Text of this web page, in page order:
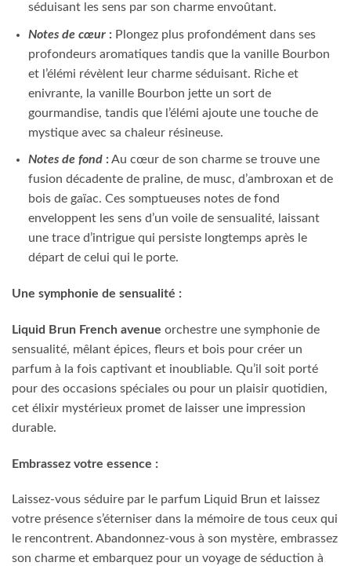
séduisant les sens par son charme envoûtant.
Notes de cœur:Plongez plus profondément dans ses
profondeurs aromatiques tandis que la vanille Bourbon
et l’élémi révèlent leur charme séduisant. Riche et
enivrante, la vanille Bourbon jette un sort de
gourmandise, tandis que l’élémi ajoute une touche de
mystique avec sa chaleur résineuse.
Notes de fond:Au cœur de son charme se trouve une
fusion décadente de praline, de musc, d’ambroxan et de
bois de gaïac. Ces somptueuses notes de fond
enveloppent les sens d’un voile de sensualité, laissant
une trace d’intrigue qui persiste longtemps après le
départ de celui qui le porte.
Une symphonie de sensualité :
Liquid Brun French avenue orchestre une symphonie de
sensualité, mêlant épices, fleurs et bois pour créer un
parfum à la fois captivant et inoubliable. Qu’il soit porté
pour des occasions spéciales ou pour un plaisir quotidien,
cet élixir mystérieux promet de laisser une impression
durable.
Embrassez votre essence :
Laissez-vous séduire par le parfum Liquid Brun et laissez
votre présence s’éterniser dans la mémoire de tous ceux qui
le rencontrent. Abandonnez-vous à son mystère, embrassez
son charme et embarquez pour un voyage de séduction à